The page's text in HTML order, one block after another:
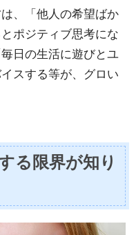
、「他人の希望ばか
ポジティブ思考にな
日の生活に遊びとユ
スする等が、グロい
る限界が知り